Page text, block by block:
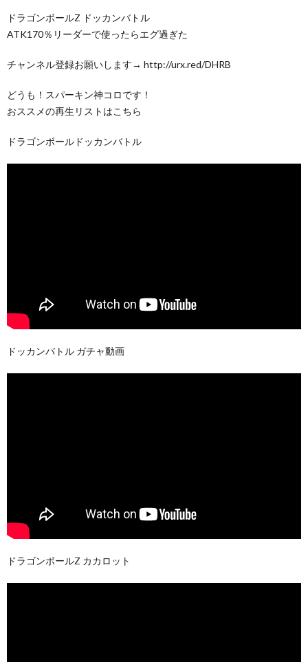
ドラゴンボールZ ドッカンバトル
ATK170％リーダーで使ったらエグ過ぎた
チャンネル登録お願いします→ http://urx.red/DHRB
どうも！スパーキン神コロです！
おススメの再生リストはこちら
ドラゴンボールドッカンバトル
ドッカンバトル ガチャ動画
ドラゴンボールZ カカロット